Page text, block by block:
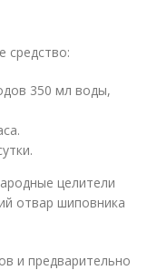
средство:
350 мл воды,
целители
отвар шиповника
и предварительно